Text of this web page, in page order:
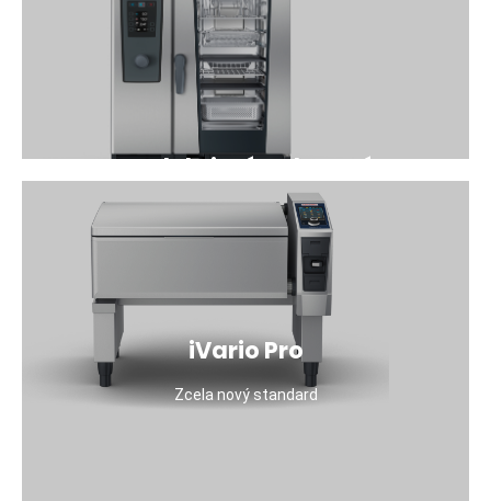
nastavení a zajistím vámi požadovaný výsledek.
Pokaždé. S extrémní účinností. To je konec konců, k
čemu tu inteligenci mám.
Více detailů
Produktivní. Robustní.
Spolehlivé.
iCombi Classic je skutečně všestranné zařízení,
které se ve vaší kuchyni rychle stane
nepostradatelným pomocníkem. Na méně než 1 m2
podlahové plochy nahradí mnoho běžných
efektivní. Snadno se ovládá a přesvědčí funkcemi,
které zaručí vysokou kvalitu vaření, takže se svými
kuchařskými zkušenostmi získáte vždy výsledek
iVario Pro
Zcela nový standard